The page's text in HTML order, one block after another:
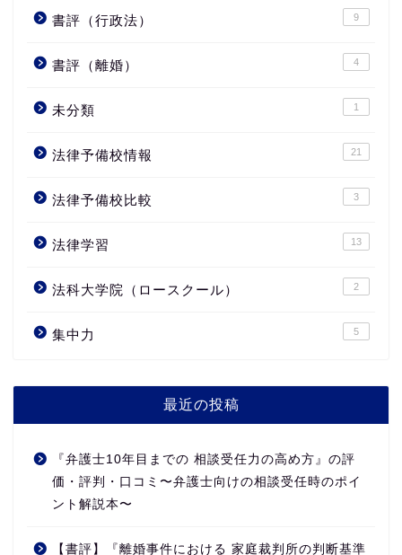
書評（行政法） 9
書評（離婚） 4
未分類 1
法律予備校情報 21
法律予備校比較 3
法律学習 13
法科大学院（ロースクール） 2
集中力 5
最近の投稿
『弁護士10年目までの 相談受任力の高め方』の評
価・評判・口コミ〜弁護士向けの相談受任時のポイ
ント解説本〜
【書評】『離婚事件における 家庭裁判所の判断基準